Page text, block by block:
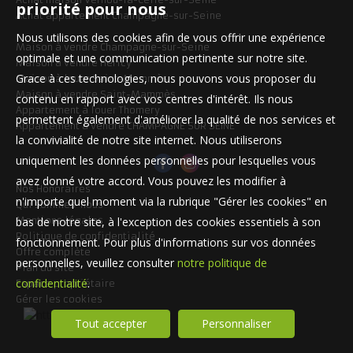
Achat appartement Champagne-sur-Seine
Maison à vendre Champagne-sur-Seine
Maison à vendre Héricy
Maison à louer Saint-Mammès
Maison à vendre Saint-Mammès
Appartement à louer Thomery
Appartement à vendre CHAMPAGNE SUR SEINE
Nos Honoraires
Qui sommes-nous
Mentions légales
Politique de confidentialité
Offre complète
Plan du site
Espace propriétaire
Gérer les cookies
priorité pour nous
Nous utilisons des cookies afin de vous offrir une expérience
optimale et une communication pertinente sur notre site.
Grace à ces technologies, nous pouvons vous proposer du
contenu en rapport avec vos centres d'intérêt. Ils nous
permettent également d'améliorer la qualité de nos services et
la convivialité de notre site internet. Nous utiliserons
uniquement les données personnelles pour lesquelles vous
avez donné votre accord. Vous pouvez les modifier à
n'importe quel moment via la rubrique "Gérer les cookies" en
bas de notre site, à l'exception des cookies essentiels à son
fonctionnement. Pour plus d'informations sur vos données
personnelles, veuillez consulter notre politique de
confidentialité.
Tout accepter Personnaliser